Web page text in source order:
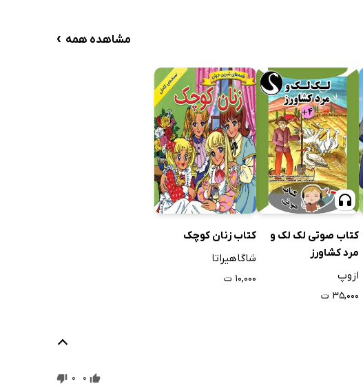
مشاهده همه ›
کتاب صوتی لک لک و
مرد کشاورز
ازوپ
۳۵,۰۰۰ ت
کتاب زنان کوچک
شاگاهیراتا
۱۰,۰۰۰ ت
0
0